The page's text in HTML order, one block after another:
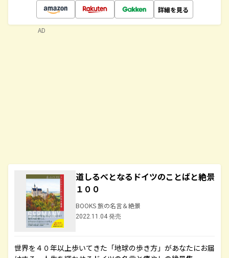
詳細を見る
道しるべとなるドイツのことばと絶景
１００
BOOKS 旅の名言＆絶景
2022.11.04 発売
世界を４０年以上歩いてきた「地球の歩き方」があなたにお届
AD